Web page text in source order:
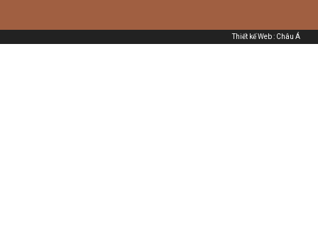
Thiết kế Web: Châu Á